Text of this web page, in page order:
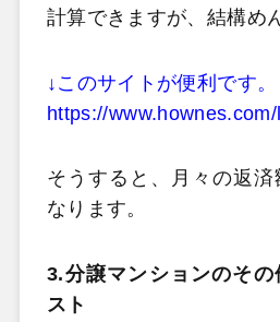
計算できますが、結構め
↓このサイトが便利です。
https://
そうすると、月々の返済
なります。
3.分譲マンションのその
スト